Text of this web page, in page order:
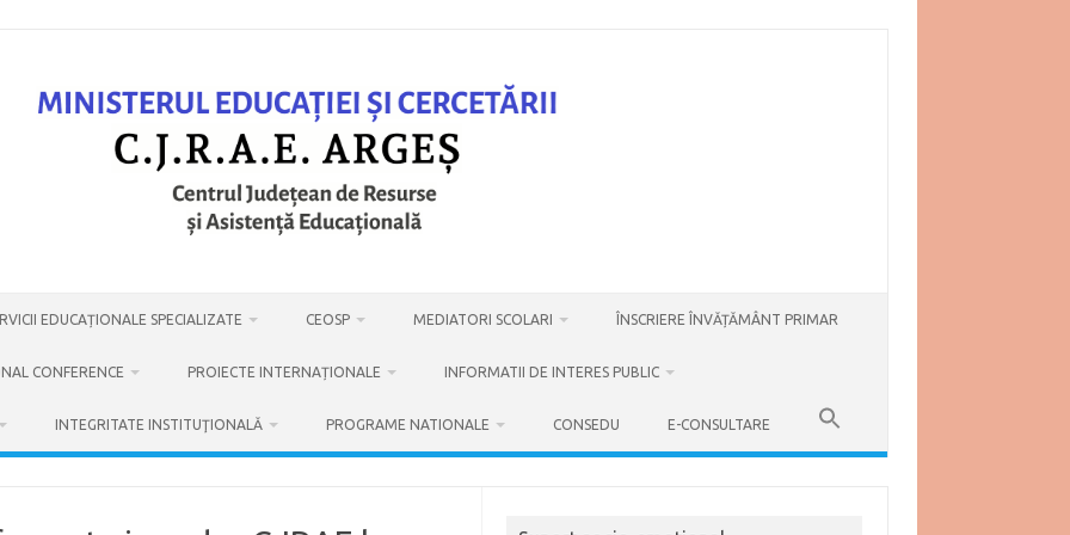
EDUCAȚIONALE SPECIALIZATE CEOSP MEDIATORI SCOLARI ÎNSCRIERE ÎNVĂȚĂMÂNT PRIMAR
CONFERENCE PROIECTE INTERNAȚIONALE INFORMATII DE INTERES PUBLIC
INTEGRITATE INSTITUŢIONALĂ PROGRAME NATIONALE CONSEDU E-CONSULTARE